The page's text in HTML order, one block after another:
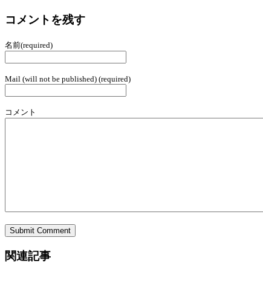
コメントを残す
名前(required)
Mail (will not be published) (required)
コメント
関連記事